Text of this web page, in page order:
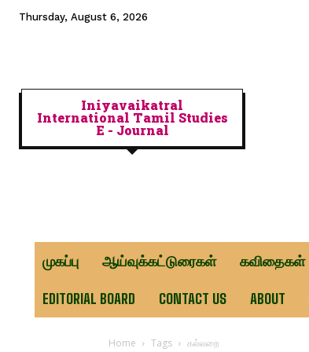
Thursday, August 6, 2026
Iniyavaikatral
International Tamil Studies
E - Journal
முகப்பு ஆய்வுக்கட்டுரைகள் கவிதைகள்
EDITORIAL BOARD CONTACT US ABOUT
Home Tags கல்லறை